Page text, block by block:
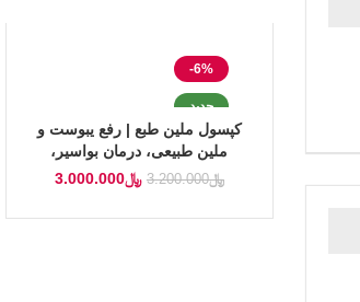
-6%
جدید
کپسول ملین طبع | رفع یبوست و
ملین طبیعی، درمان بواسیر،
تقویت معده و روده ﷼3.200.000 ﷼3.000.000